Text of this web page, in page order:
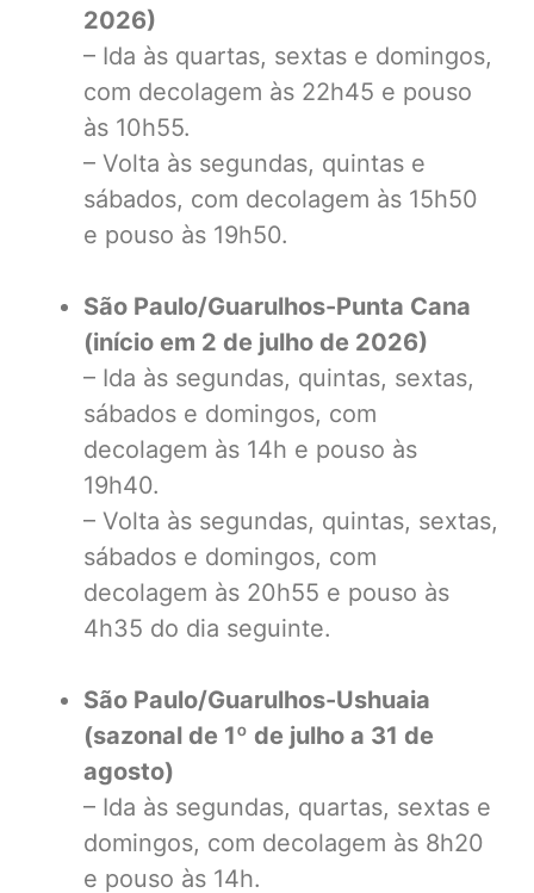
2026)
– Ida às quartas, sextas e domingos,
com decolagem às 22h45 e pouso
às 10h55.
– Volta às segundas, quintas e
sábados, com decolagem às 15h50
e pouso às 19h50.
São Paulo/Guarulhos-Punta Cana
(início em 2 de julho de 2026)
– Ida às segundas, quintas, sextas,
sábados e domingos, com
decolagem às 14h e pouso às
19h40.
– Volta às segundas, quintas, sextas,
sábados e domingos, com
decolagem às 20h55 e pouso às
4h35 do dia seguinte.
São Paulo/Guarulhos-Ushuaia
(sazonal de 1º de julho a 31 de
agosto)
– Ida às segundas, quartas, sextas e
domingos, com decolagem às 8h20
e pouso às 14h.